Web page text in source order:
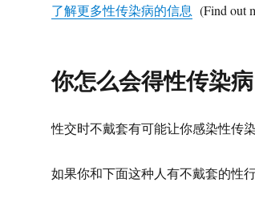
了解更多性传染病的信息 (Find out
你怎么会得性传染
性交时不戴套有可能让你感染性传染
如果你和下面这种人有不戴套的性